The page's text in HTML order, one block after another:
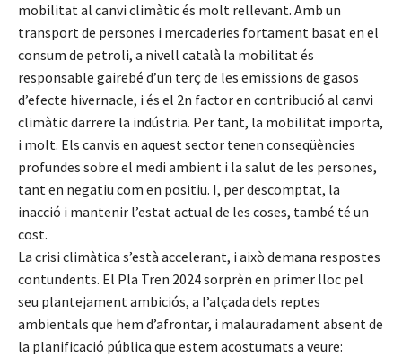
mobilitat al canvi climàtic és molt rellevant. Amb un
transport de persones i mercaderies fortament basat en el
consum de petroli, a nivell català la mobilitat és
responsable gairebé d’un terç de les emissions de gasos
d’efecte hivernacle, i és el 2n factor en contribució al canvi
climàtic darrere la indústria. Per tant, la mobilitat importa,
i molt. Els canvis en aquest sector tenen conseqüències
profundes sobre el medi ambient i la salut de les persones,
tant en negatiu com en positiu. I, per descomptat, la
inacció i mantenir l’estat actual de les coses, també té un
cost.
La crisi climàtica s’està accelerant, i això demana respostes
contundents. El Pla Tren 2024 sorprèn en primer lloc pel
seu plantejament ambiciós, a l’alçada dels reptes
ambientals que hem d’afrontar, i malauradament absent de
la planificació pública que estem acostumats a veure: